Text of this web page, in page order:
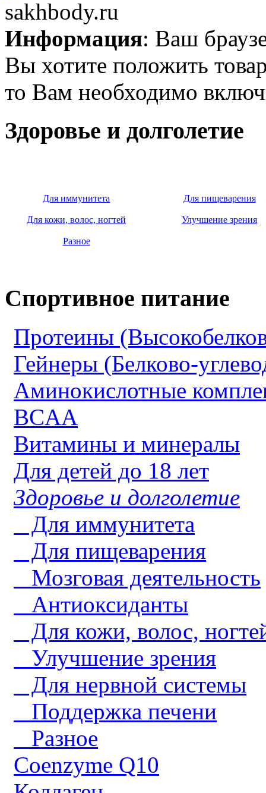
Информация: Ваш
Вы хотите положить
то Вам необходимо
Здоровье и долголетие
Для иммунитета Для пищеварения
Для кожи, волос, ногтей Улучшение зрения
Разное
Спортивное питание
Протеины
Гейнеры (Белково-
Аминокислотные
BCAA
Витамины и минералы
Для детей до 18 лет
Здоровье и долголетие
Для иммунитета
Для пищеварения
Мозговая деятельность
Антиоксиданты
Для кожи, волос,
Улучшение зрения
Для нервной системы
Поддержка печени
Разное
Coenzyme Q10